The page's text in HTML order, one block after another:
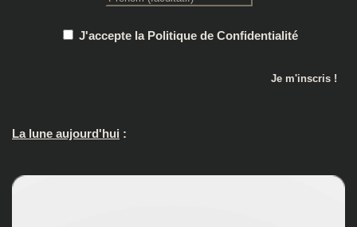
J'accepte la Politique de Confidentialité
La lune aujourd'hui :